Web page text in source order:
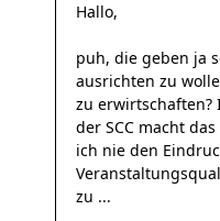
Hallo,
puh, die geben ja
ausrichten zu
zu erwirtschaften?
der SCC macht
ich nie den
zu ...